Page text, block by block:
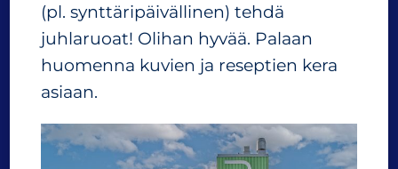
(pl. synttäripäivällinen) tehdä
juhlaruoat! Olihan hyvää. Palaan
huomenna kuvien ja reseptien kera
asiaan.